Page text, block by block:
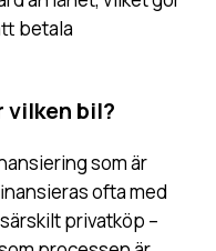
betala
vilken bil?
som är
ofta med
privatköp –